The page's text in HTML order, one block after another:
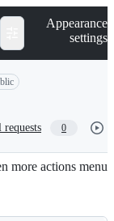
Appearance
settings
requests 0
more actions menu